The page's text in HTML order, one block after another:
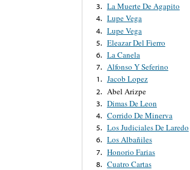
3. La Muerte De Agapito
4. Lupe Vega
4. Lupe Vega
5. Eleazar Del Fierro
6. La Canela
7. Alfonso Y Seferino
1. Jacob Lopez
2. Abel Arizpe
3. Dimas De Leon
4. Corrido De Minerva
5. Los Judiciales De Laredo
6. Los Albañiles
7. Honorio Farias
8. Cuatro Cartas